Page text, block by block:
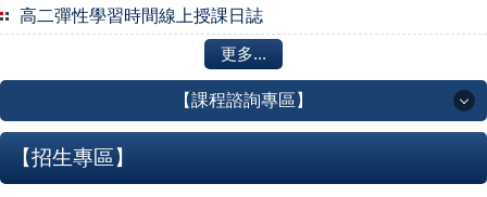
高二彈性學習時間線上授課日誌
更多...
【課程諮詢專區】
【課程諮詢專區】
【招生專區】